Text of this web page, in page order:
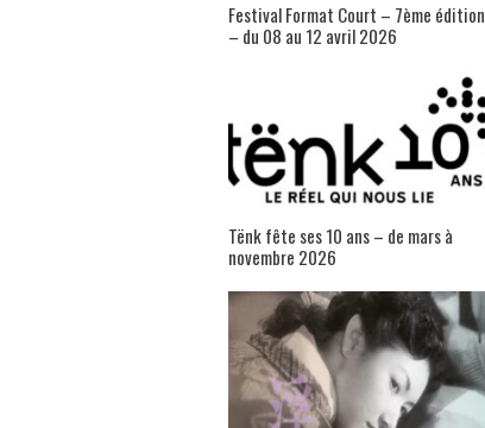
Festival Format Court – 7ème édition
– du 08 au 12 avril 2026
Tënk fête ses 10 ans – de mars à
novembre 2026